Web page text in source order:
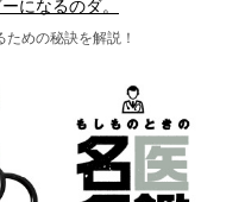
になるのダ。
めの秘訣を解説！